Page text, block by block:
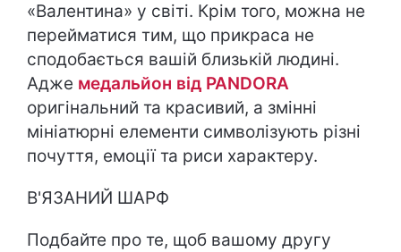
«Валентина» у світі. Крім того, можна не
перейматися тим, що прикраса не
сподобається вашій близькій людині.
Адже медальйон від PANDORA
оригінальний та красивий, а змінні
мініатюрні елементи символізують різні
почуття, емоції та риси характеру.
В'ЯЗАНИЙ ШАРФ
Подбайте про те, щоб вашому другу